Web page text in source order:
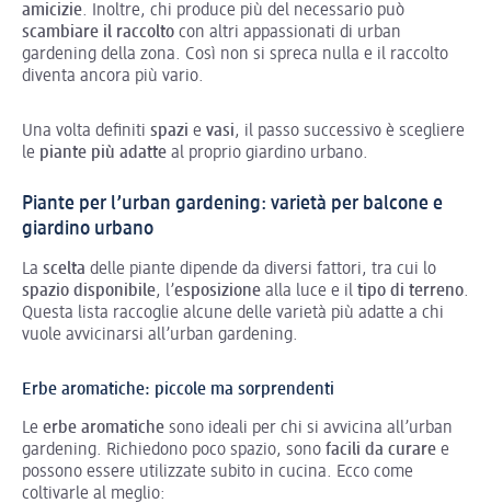
amicizie. Inoltre, chi produce più del necessario può
scambiare il raccolto con altri appassionati di urban
gardening della zona. Così non si spreca nulla e il raccolto
diventa ancora più vario.
Una volta definiti spazi e vasi, il passo successivo è scegliere
le piante più adatte al proprio giardino urbano.
Piante per l’urban gardening: varietà per balcone e
giardino urbano
La scelta delle piante dipende da diversi fattori, tra cui lo
spazio disponibile, l’esposizione alla luce e il tipo di terreno.
Questa lista raccoglie alcune delle varietà più adatte a chi
vuole avvicinarsi all’urban gardening.
Erbe aromatiche: piccole ma sorprendenti
Le erbe aromatiche sono ideali per chi si avvicina all’urban
gardening. Richiedono poco spazio, sono facili da curare e
possono essere utilizzate subito in cucina. Ecco come
coltivarle al meglio: